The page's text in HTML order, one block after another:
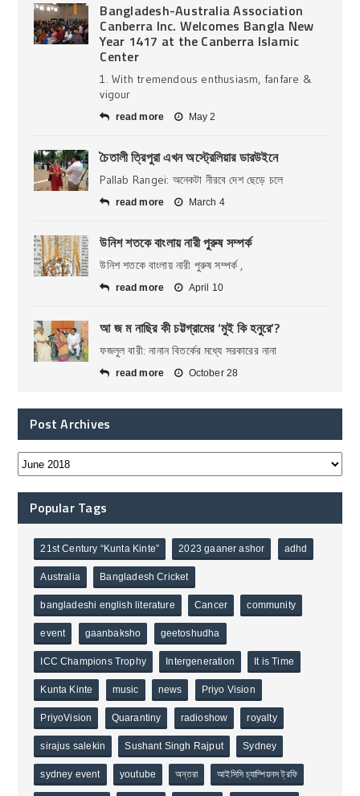
Bangladesh-Australia Association
Canberra Inc. Welcomes Bangla New
Year 1417 at the Canberra Islamic
Center
1. With tremendous enthusiasm, fanfare &
vigour
read more May 2
চৈতালী ত্রিপুরা এখন অস্ট্রেলিয়ার ডারউইনে
Pallab Rangei: অনেকটা নীরবে দেশ ছেড়ে চলে
read more March 4
উনিশ শতকে বাংলায় নারী পুরুষ সম্পর্ক
উনিশ শতকে বাংলায় নারী পুরুষ সম্পর্ক ,
read more April 10
আ জ ম নাছির কী চট্টগ্রামের ‘মুই কি হনুরে’?
ফজলুল বারী: নানান বিতর্কের মধ্যে সরকারের নানা
read more October 28
Post Archives
Popular Tags
21st Century “Kunta Kinte” 2023 gaaner ashor adhd
Australia Bangladesh Cricket
bangladeshi english literature Cancer community
event gaanbaksho geetoshudha
ICC Champions Trophy Intergeneration It is Time
Kunta Kinte music news Priyo Vision
PriyoVision Quarantiny radioshow royalty
sirajus salekin Sushant Singh Rajput Sydney
sydney event youtube অন্তরা আইসিসি চ্যাম্পিয়নস ট্রফি